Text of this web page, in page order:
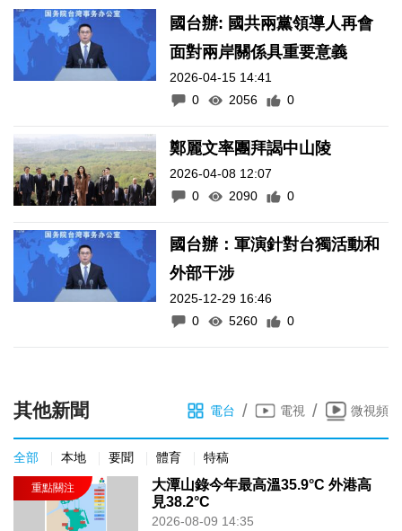
國台辦: 國共兩黨領導人再會
面對兩岸關係具重要意義
2026-04-15 14:41
0
2056 0
鄭麗文率團拜謁中山陵
2026-04-08 12:07
0
2090 0
國台辦：軍演針對台獨活動和
外部干涉
2025-12-29 16:46
0
5260 0
其他新聞 電台 / 電視 / 微視頻
全部 本地 要聞 體育 特稿
大潭山錄今年最高溫35.9°C 外港高
見38.2°C
2026-08-09 14:35